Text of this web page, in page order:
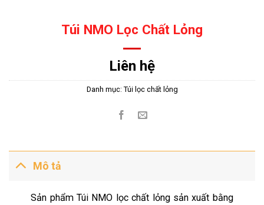
Túi NMO Lọc Chất Lỏng
Liên hệ
Danh mục:Túi lọc chất lỏng
Mô tả
Sản phẩm Túi NMO lọc chất lỏng sản xuất bằng